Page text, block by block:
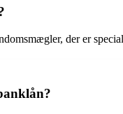
der er